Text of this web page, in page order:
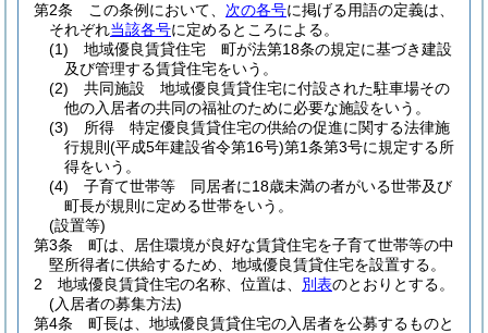
第2条
この条例において、 次の各号に掲げる用語の定義は、
それぞれ当該各号に定めるところによる。
(1)
地域優良賃貸住宅 町が法第18条の規定に基づき建設
及び管理する賃貸住宅をいう。
(2)
共同施設 地域優良賃貸住宅に付設された駐車場その
他の入居者の共同の福祉のために必要な施設をいう。
(3)
所得 特定優良賃貸住宅の供給の促進に関する法律施
行規則 (平成5年建設省令第16号)第1条第3号に規定する所
得をいう。
(4)
子育て世帯等 同居者に18歳未満の者がいる世帯及び
町長が規則に定める世帯をいう。
(設置等)
第3条
町は、居住環境が良好な賃貸住宅を子育て世帯等の中
堅所得者に供給するため、地域優良賃貸住宅を設置する。
2
地域優良賃貸住宅の名称、位置は、 別表のとおりとする。
(入居者の募集方法)
第4条
町長は、地域優良賃貸住宅の入居者を公募するものと